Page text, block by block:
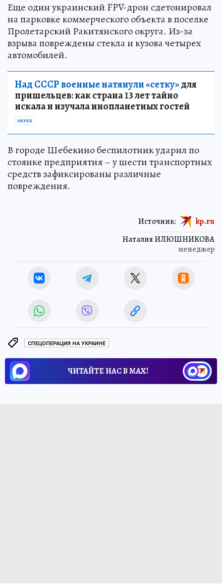
Еще один украинский FPV-дрон сдетонировал
на парковке коммерческого объекта в поселке
Пролетарский Ракитянского округа. Из-за
взрыва повреждены стекла и кузова четырех
автомобилей.
Над СССР военные натянули «сетку»для
пришельцев: как страна 13 лет тайно
искала и изучала инопланетных гостей
НАУКА
В городе Шебекино беспилотник ударил по
стоянке предприятия – у шести транспортных
средств зафиксированы различные
повреждения.
Наталия ИЛЮШНИКОВА
менеджер
Источник: kp.ru
СПЕЦОПЕРАЦИЯ НА УКРАИНЕ
ЧИТАЙТЕ НАС В МАХ!